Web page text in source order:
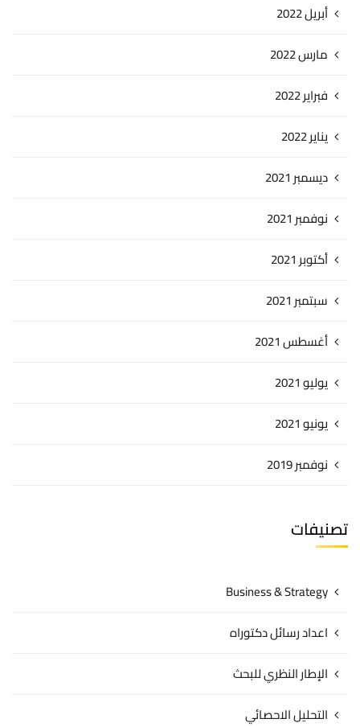
أبريل 2022
مارس 2022
فبراير 2022
يناير 2022
ديسمبر 2021
نوفمبر 2021
أكتوبر 2021
سبتمبر 2021
أغسطس 2021
يوليو 2021
يونيو 2021
نوفمبر 2019
تصنيفات
Business & Strategy
اعداد رسائل دكتوراه
الإطار النظري للبحث
التحليل الاحصائي